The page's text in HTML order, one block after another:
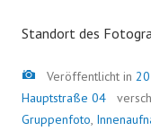
Standort des
Bild
Veröffentlicht in
Hauptstraße 04
Gruppenfoto,